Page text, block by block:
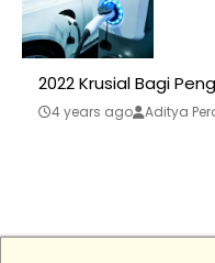
2022 Krusial Bagi
4 years ago Aditya